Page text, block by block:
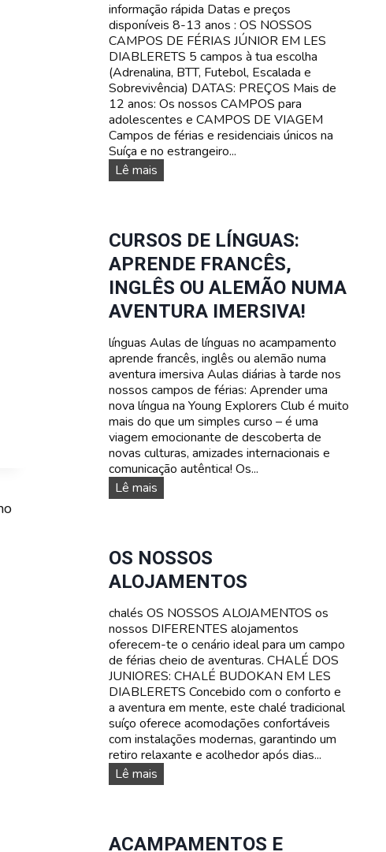
I
F
A
A
S
U
Í
Ç
A
c
a
m
p
o
s
d
e
f
é
r
i
p
a
r
a
a
d
l
e
s
c
e
n
t
e
s
informação rápida Datas e preços
disponíveis 8-13 anos : OS NOSSOS
CAMPOS DE FÉRIAS JÚNIOR EM LES
DIABLERETS 5 campos à tua escolha
(Adrenalina, BTT, Futebol, Escalada e
Sobrevivência) DATAS: PREÇOS Mais de
12 anos: Os nossos CAMPOS para
adolescentes e CAMPOS DE VIAGEM
Campos de férias e residenciais únicos na
Suíça e no estrangeiro...
Lê maisA
s
s
s
a
s
d
a
a
s
e
p
r
e
ç
o
s
CURSOS DE LÍNGUAS:
APRENDE FRANCÊS,
INGLÊS OU ALEMÃO NUMA
AVENTURA IMERSIVA!
línguas Aulas de línguas no acampamento
aprende francês, inglês ou alemão numa
aventura imersiva Aulas diárias à tarde nos
nossos campos de férias: Aprender uma
nova língua na Young Explorers Club é muito
mais do que um simples curso – é uma
viagem emocionante de descoberta de
novas culturas, amizades internacionais e
comunicação autêntica! Os...
Lê maisC
u
o
s
d
l
í
n
g
u
a
s
:
A
p
r
e
e
OS NOSSOS
ALOJAMENTOS
chalés OS NOSSOS ALOJAMENTOS os
nossos DIFERENTES alojamentos
oferecem-te o cenário ideal para um campo
de férias cheio de aventuras. CHALÉ DOS
JUNIORES: CHALÉ BUDOKAN EM LES
DIABLERETS Concebido com o conforto e
a aventura em mente, este chalé tradicional
suíço oferece acomodações confortáveis
com instalações modernas, garantindo um
retiro relaxante e acolhedor após dias...
Lê maisO
s
s
ACAMPAMENTOS E